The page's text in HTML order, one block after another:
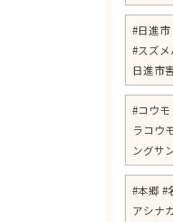
#日進
#スズ
日進市
#コウモ
ラコウ
ングサ
#本郷 #
アシナ